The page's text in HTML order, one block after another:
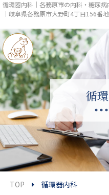
循環器内科｜各務原市の内科・糖尿
｜岐阜県各務原市大野町4丁目156番
循
TOP 循環器内科